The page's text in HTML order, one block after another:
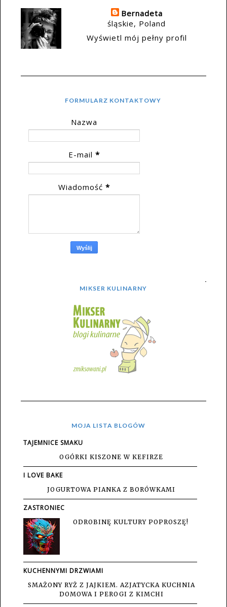
Bernadeta
śląskie, Poland
Wyświetl mój pełny profil
FORMULARZ KONTAKTOWY
Nazwa
E-mail *
Wiadomość *
MIKSER KULINARNY
MOJA LISTA BLOGÓW
TAJEMNICE SMAKU
OGÓRKI KISZONE W KEFIRZE
I LOVE BAKE
JOGURTOWA PIANKA Z BORÓWKAMI
ZASTRONIEC
ODROBINĘ KULTURY POPROSZĘ!
KUCHENNYMI DRZWIAMI
SMAŻONY RYŻ Z JAJKIEM. AZJATYCKA KUCHNIA
DOMOWA I PEROGI Z KIMCHI